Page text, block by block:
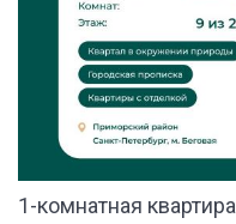
1-комнатная квартира